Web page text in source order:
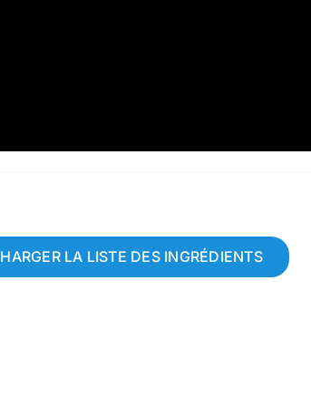
LA LISTE DES INGRÉDIENTS